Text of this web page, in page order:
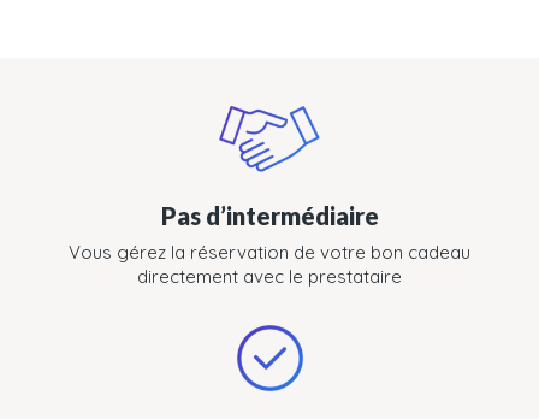
Pas d’intermédiaire
Vous gérez la réservation de votre bon cadeau
directement avec le prestataire